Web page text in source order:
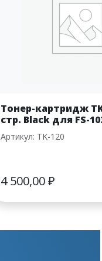
Тонер-картридж
стр. Black для FS-
Артикул: TK-120
4 500,00₽